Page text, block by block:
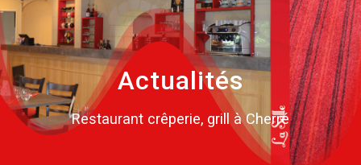
Actualités
Restaurant crêperie, grill à Cherré